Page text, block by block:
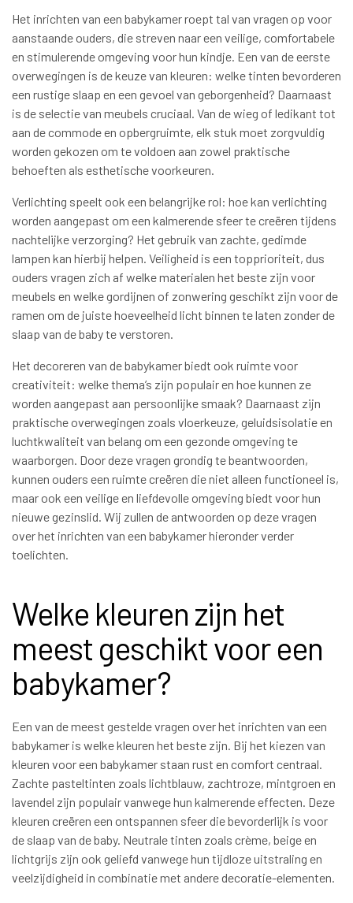
Het inrichten van een babykamer roept tal van vragen op voor
aanstaande ouders, die streven naar een veilige, comfortabele
en stimulerende omgeving voor hun kindje. Een van de eerste
overwegingen is de keuze van kleuren: welke tinten bevorderen
een rustige slaap en een gevoel van geborgenheid? Daarnaast
is de selectie van meubels cruciaal. Van de wieg of ledikant tot
aan de commode en opbergruimte, elk stuk moet zorgvuldig
worden gekozen om te voldoen aan zowel praktische
behoeften als esthetische voorkeuren.
Verlichting speelt ook een belangrijke rol: hoe kan verlichting
worden aangepast om een kalmerende sfeer te creëren tijdens
nachtelijke verzorging? Het gebruik van zachte, gedimde
lampen kan hierbij helpen. Veiligheid is een topprioriteit, dus
ouders vragen zich af welke materialen het beste zijn voor
meubels en welke gordijnen of zonwering geschikt zijn voor de
ramen om de juiste hoeveelheid licht binnen te laten zonder de
slaap van de baby te verstoren.
Het decoreren van de babykamer biedt ook ruimte voor
creativiteit: welke thema’s zijn populair en hoe kunnen ze
worden aangepast aan persoonlijke smaak? Daarnaast zijn
praktische overwegingen zoals vloerkeuze, geluidsisolatie en
luchtkwaliteit van belang om een gezonde omgeving te
waarborgen. Door deze vragen grondig te beantwoorden,
kunnen ouders een ruimte creëren die niet alleen functioneel is,
maar ook een veilige en liefdevolle omgeving biedt voor hun
nieuwe gezinslid. Wij zullen de antwoorden op deze vragen
over het inrichten van een babykamer hieronder verder
toelichten.
Welke kleuren zijn het
meest geschikt voor een
babykamer?
Een van de meest gestelde vragen over het inrichten van een
babykamer is welke kleuren het beste zijn. Bij het kiezen van
kleuren voor een babykamer staan rust en comfort centraal.
Zachte pasteltinten zoals lichtblauw, zachtroze, mintgroen en
lavendel zijn populair vanwege hun kalmerende effecten. Deze
kleuren creëren een ontspannen sfeer die bevorderlijk is voor
de slaap van de baby. Neutrale tinten zoals crème, beige en
lichtgrijs zijn ook geliefd vanwege hun tijdloze uitstraling en
veelzijdigheid in combinatie met andere decoratie-elementen.